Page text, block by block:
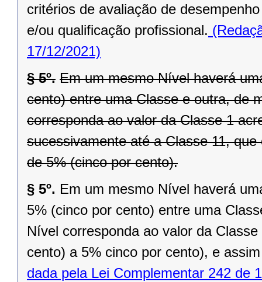
critérios de avaliação de
e/ou qualificação profissional.
17/12/2021)
§ 5º. Em um mesmo Nível haverá
cento) entre uma Classe e outra, de
corresponda ao valor da Classe 1
sucessivamente até a Classe 11,
de 5% (cinco por cento).
§ 5º. Em um mesmo Nível haverá
5% (cinco por cento) entre uma
Nível corresponda ao valor da
cento) a 5% cinco por cento), e
dada pela Lei Complementar 242 de